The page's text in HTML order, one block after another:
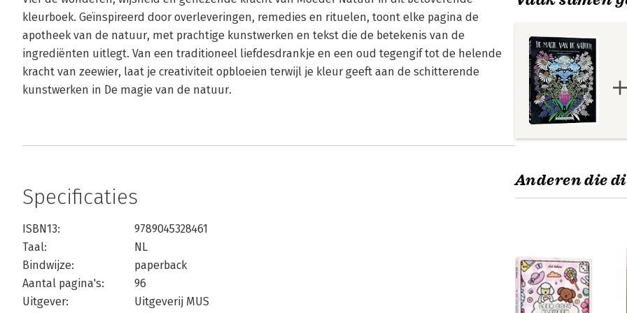
kleurboek. Geïnspireerd door overleveringen, remedies en rituelen, toont elke pagina de
apotheek van de natuur, met prachtige kunstwerken en tekst die de betekenis van de
ingrediënten uitlegt. Van een traditioneel liefdesdrankje en een oud tegengif tot de helende
kracht van zeewier, laat je creativiteit opbloeien terwijl je kleur geeft aan de schitterende
kunstwerken in De magie van de natuur.
Specificaties
ISBN13:
9789045328461
Taal:
NL
Bindwijze:
paperback
Aantal pagina's:
96
Uitgever:
Uitgeverij MUS
Anderen die